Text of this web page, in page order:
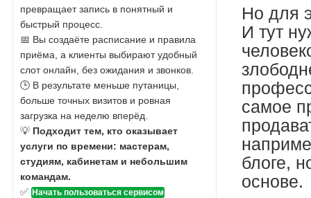
Но для
И тут
самое
блоге,
основе.
превращает запись в понятный и
быстрый процесс.
📅 Вы создаёте расписание и правила
приёма, а клиенты выбирают удобный
слот онлайн, без ожидания и звонков.
🕒 В результате меньше путаницы,
больше точных визитов и ровная
загрузка на неделю вперёд.
💡 Подходит тем, кто оказывает
услуги по времени: мастерам,
студиям, кабинетам и небольшим
командам.
✅ Начать пользоваться сервисом